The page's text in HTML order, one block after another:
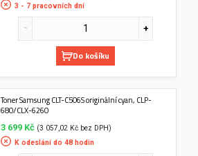
3 - 7 pracovních dní
Do košíku
Toner Samsung CLT-C506S originální cyan, CLP-
680/CLX-6260
3 699 Kč (3 057,02 Kč bez DPH)
K odeslání do 48 hodin